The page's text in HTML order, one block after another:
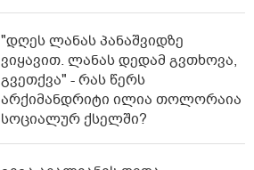
"დღეს ლანას პანაშვიდზე
ვიყავით. ლანას დედამ გვთხოვა,
გვეთქვა" - რას წერს
არქიმანდრიტი ილია თოლორაია
სოციალურ ქსელში?